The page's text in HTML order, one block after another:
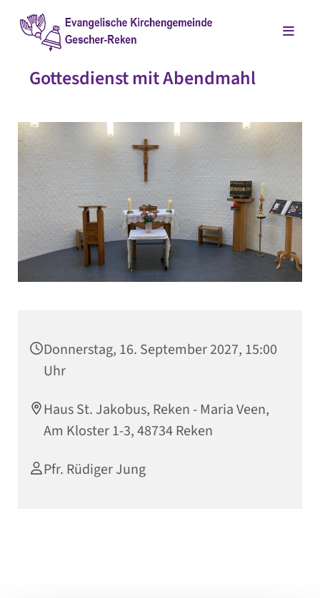
Gottesdienst mit Abendmahl
Donnerstag, 16. September 2027, 15:00
Uhr
Haus St. Jakobus, Reken - Maria Veen,
Am Kloster 1-3, 48734 Reken
Pfr. Rüdiger Jung